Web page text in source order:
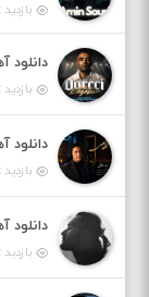
بازدید : ۰ بازدید
دانلود
بازدید : ۰ بازدید
بازدید : ۱ بازدید بار /
دانلود
بازدید : ۰ بازدید